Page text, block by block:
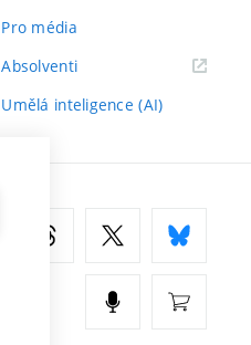
Pro média
Absolventi(externí
Umělá inteligence (AI)